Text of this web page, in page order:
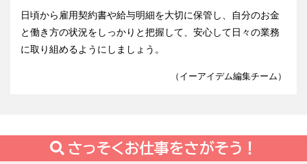
日頃から雇用契約書や給与明細を大切に保管し、自分のお金
と働き方の状況をしっかりと把握して、安心して日々の業務
に取り組めるようにしましょう。
（イーアイデム編集チーム）
さっそくお仕事をさがそう！